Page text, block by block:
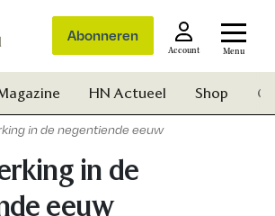
Abonneren
Account Menu
HN Actueel Shop
in de negentiende eeuw
in de
eeuw